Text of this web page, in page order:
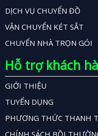
DỊCH VỤ CHUYỂN ĐỒ
VẬN CHUYỂN KÉT SẮT
CHUYỂN NHÀ TRỌN GÓI
Hỗ trợ khách
GIỚI THIỆU
TUYỂN DỤNG
PHƯƠNG THỨC THANH
CHÍNH SÁCH BỒI